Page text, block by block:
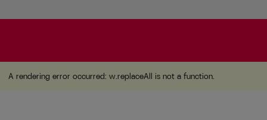
A rendering error occurred:w.replaceAll is not a function
A rendering error occurred: w.replaceAll is not a function.